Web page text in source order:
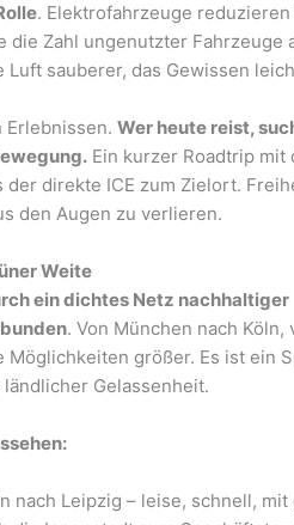
. Elektrofahrzeuge reduzieren
Zahl ungenutzter Fahrzeuge
sauberer, das Gewissen
Erlebnissen.Wer heute reist,
Ein kurzer Roadtrip mit
direkte ICE zum Zielort.
den Augen zu verlieren.
Weite
ein dichtes Netz nachhaltiger
. Von München nach
größer. Es ist ein
Gelassenheit.
nach Leipzig – leise, schnell,